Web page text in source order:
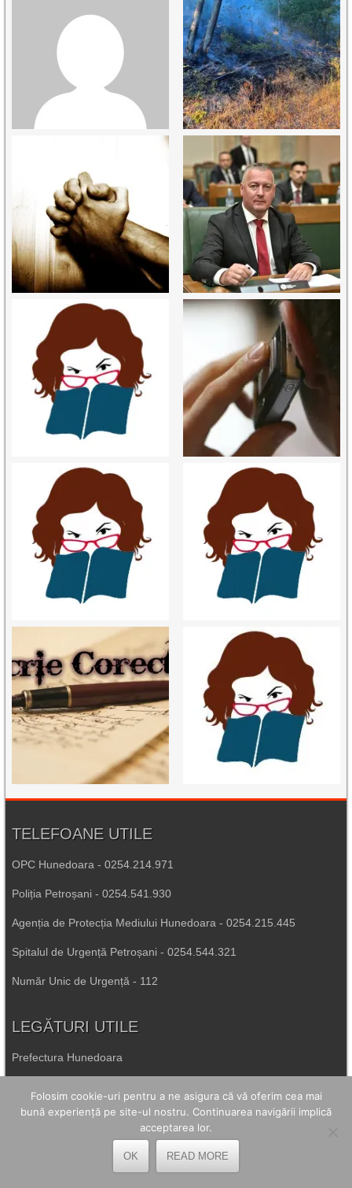
TELEFOANE UTILE
OPC Hunedoara - 0254.214.971
Poliția Petroșani - 0254.541.930
Agenția de Protecția Mediului Hunedoara - 0254.215.445
Spitalul de Urgență Petroșani - 0254.544.321
Număr Unic de Urgență - 112
LEGĂTURI UTILE
Prefectura Hunedoara
Inspectoratul Școlar Hunedoara
Consiliul Județean Hunedoara
Folosim cookie-uri pentru a ne asigura că vă oferim cea mai
bună experiență pe site-ul nostru. Continuarea navigării implică
acceptarea lor.
OK READ MORE